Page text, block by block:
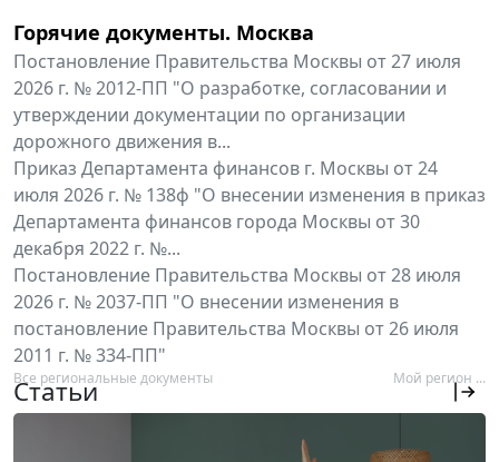
Горячие документы. Москва
Постановление Правительства Москвы от 27 июля
2026 г. № 2012-ПП "О разработке, согласовании и
утверждении документации по организации
дорожного движения в...
Приказ Департамента финансов г. Москвы от 24
июля 2026 г. № 138ф "О внесении изменения в приказ
Департамента финансов города Москвы от 30
декабря 2022 г. №...
Постановление Правительства Москвы от 28 июля
2026 г. № 2037-ПП "О внесении изменения в
постановление Правительства Москвы от 26 июля
2011 г. № 334-ПП"
Все региональные документы Мой регион ...
Статьи